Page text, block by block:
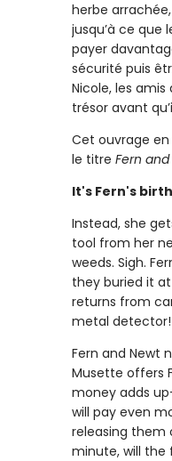
herbe
jusqu’à ce
payer
sécurité puis
Nicole, les
trésor avant
Cet ouvrage
le titre Fern
It's Fern's
Instead, she
tool from her
weeds. Sigh.
they buried it
returns from
metal detector!
Fern and Newt
Musette offers
money adds
will pay even
releasing them
minute, will the